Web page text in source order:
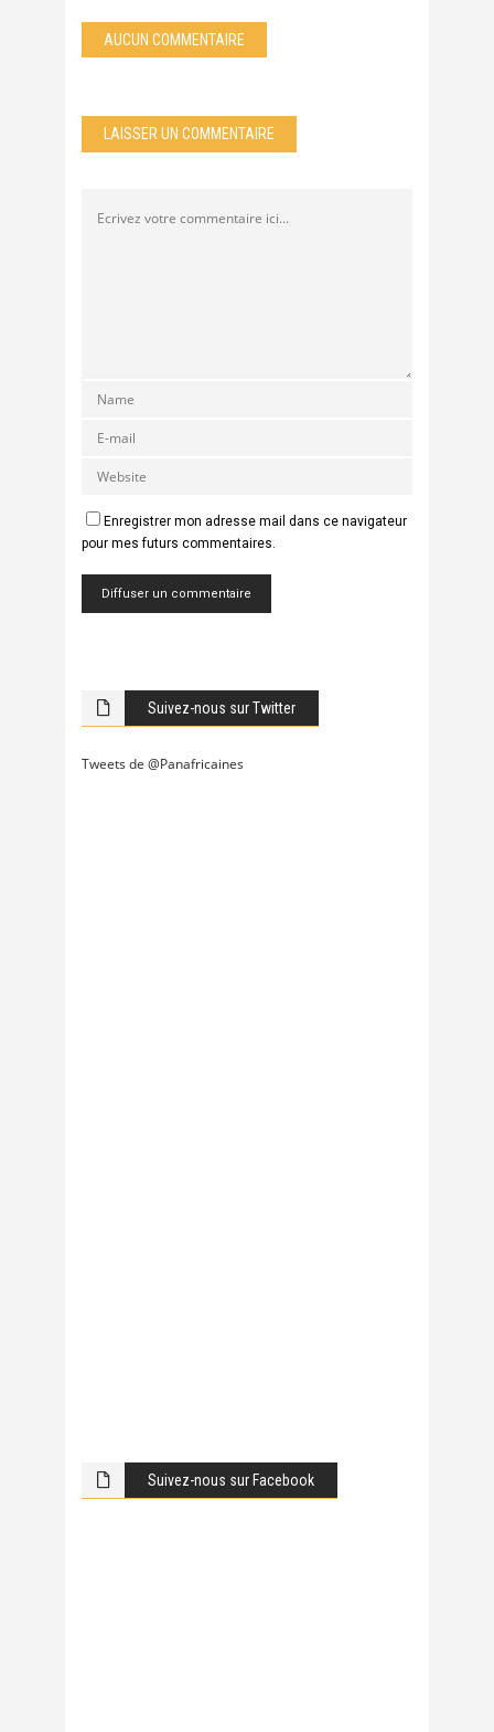
AUCUN COMMENTAIRE
LAISSER UN COMMENTAIRE
Enregistrer mon adresse mail dans ce navigateur
pour mes futurs commentaires.
Suivez-nous sur Twitter
Tweets de @Panafricaines
Suivez-nous sur Facebook